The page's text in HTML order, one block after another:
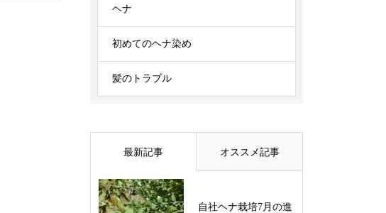
ヘナ
初めてのヘナ染め
髪のトラブル
最新記事 オススメ記事
自社ヘナ栽培7月の進